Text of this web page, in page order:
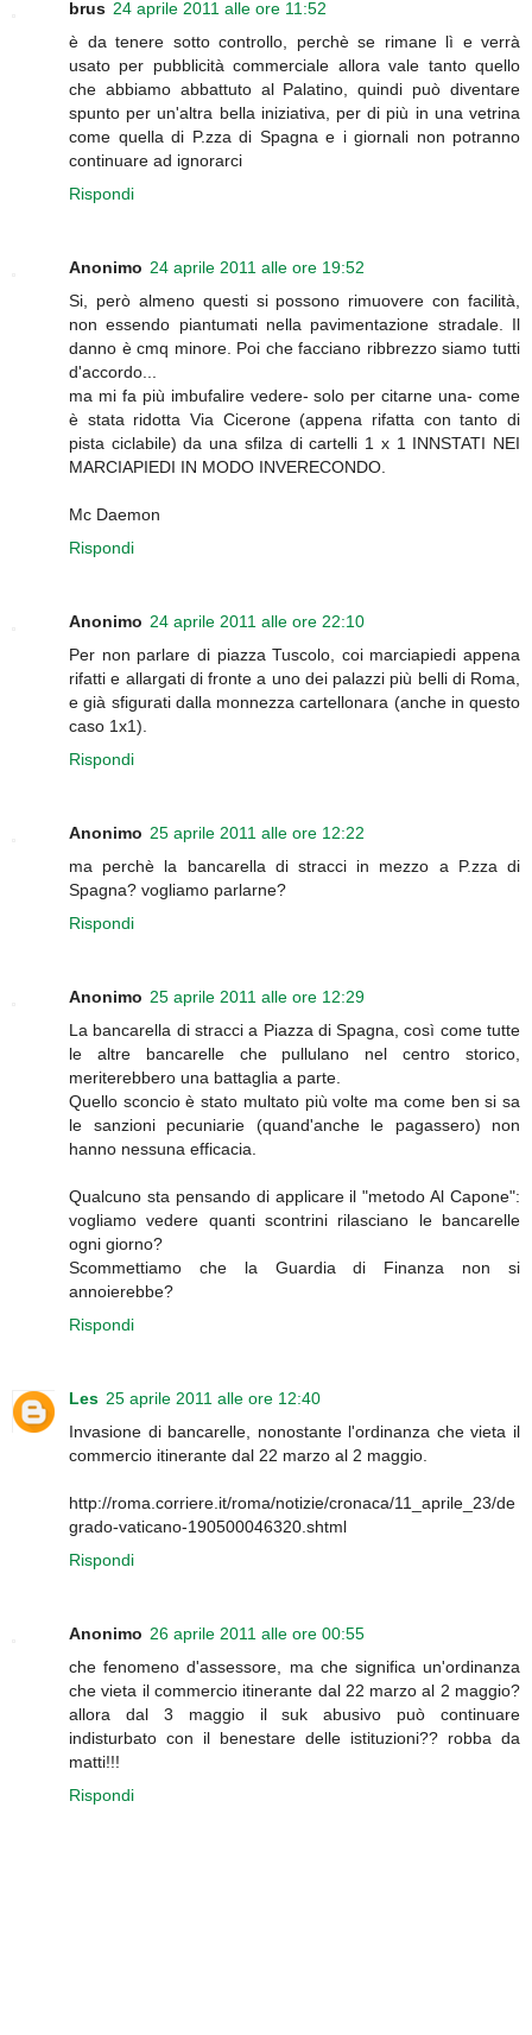
brus 24 aprile 2011 alle ore 11:52
è da tenere sotto controllo, perchè se rimane lì e verrà
usato per pubblicità commerciale allora vale tanto quello
che abbiamo abbattuto al Palatino, quindi può diventare
spunto per un'altra bella iniziativa, per di più in una vetrina
come quella di P.zza di Spagna e i giornali non potranno
continuare ad ignorarci
Rispondi
Anonimo 24 aprile 2011 alle ore 19:52
Si, però almeno questi si possono rimuovere con facilità,
non essendo piantumati nella pavimentazione stradale. Il
danno è cmq minore. Poi che facciano ribbrezzo siamo tutti
d'accordo...
ma mi fa più imbufalire vedere- solo per citarne una- come
è stata ridotta Via Cicerone (appena rifatta con tanto di
pista ciclabile) da una sfilza di cartelli 1 x 1 INNSTATI NEI
MARCIAPIEDI IN MODO INVERECONDO.
Mc Daemon
Rispondi
Anonimo 24 aprile 2011 alle ore 22:10
Per non parlare di piazza Tuscolo, coi marciapiedi appena
rifatti e allargati di fronte a uno dei palazzi più belli di Roma,
e già sfigurati dalla monnezza cartellonara (anche in questo
caso 1x1).
Rispondi
Anonimo 25 aprile 2011 alle ore 12:22
ma perchè la bancarella di stracci in mezzo a P.zza di
Spagna? vogliamo parlarne?
Rispondi
Anonimo 25 aprile 2011 alle ore 12:29
La bancarella di stracci a Piazza di Spagna, così come tutte
le altre bancarelle che pullulano nel centro storico,
meriterebbero una battaglia a parte.
Quello sconcio è stato multato più volte ma come ben si sa
le sanzioni pecuniarie (quand'anche le pagassero) non
hanno nessuna efficacia.
Qualcuno sta pensando di applicare il "metodo Al Capone":
vogliamo vedere quanti scontrini rilasciano le bancarelle
ogni giorno?
Scommettiamo che la Guardia di Finanza non si
annoierebbe?
Rispondi
Les 25 aprile 2011 alle ore 12:40
Invasione di bancarelle, nonostante l'ordinanza che vieta il
commercio itinerante dal 22 marzo al 2 maggio.
http://roma.corriere.it/roma/notizie/cronaca/11_aprile_23/de
grado-vaticano-190500046320.shtml
Rispondi
Anonimo 26 aprile 2011 alle ore 00:55
che fenomeno d'assessore, ma che significa un'ordinanza
che vieta il commercio itinerante dal 22 marzo al 2 maggio?
allora dal 3 maggio il suk abusivo può continuare
indisturbato con il benestare delle istituzioni?? robba da
matti!!!
Rispondi